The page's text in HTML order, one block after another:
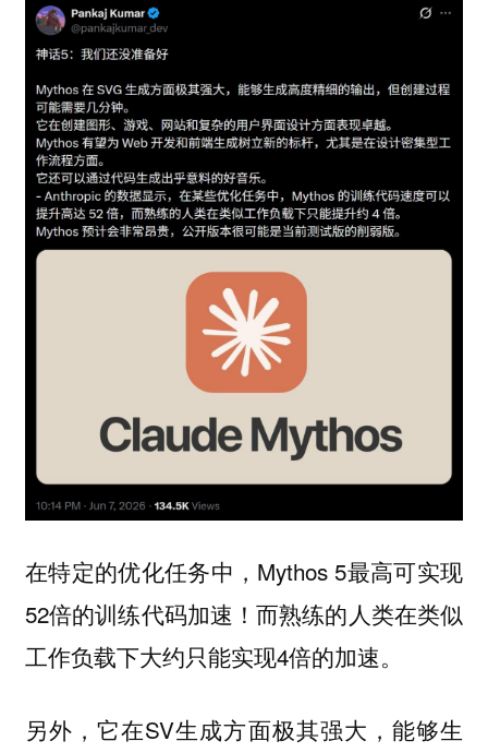
在特定的优化任务中，Mythos 5最高可实现
52倍的训练代码加速！而熟练的人类在类似
工作负载下大约只能实现4倍的加速。
另外，它在SV生成方面极其强大，能够生